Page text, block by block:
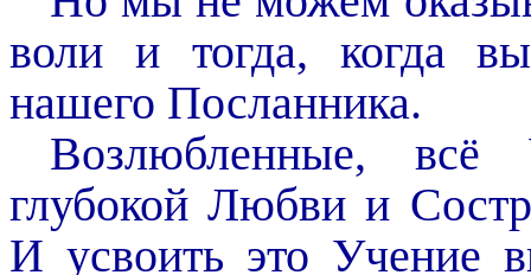
воли и тогда, когда
нашего Посланника.
Возлюбленные, всё
глубокой Любви и
И усвоить это Учение